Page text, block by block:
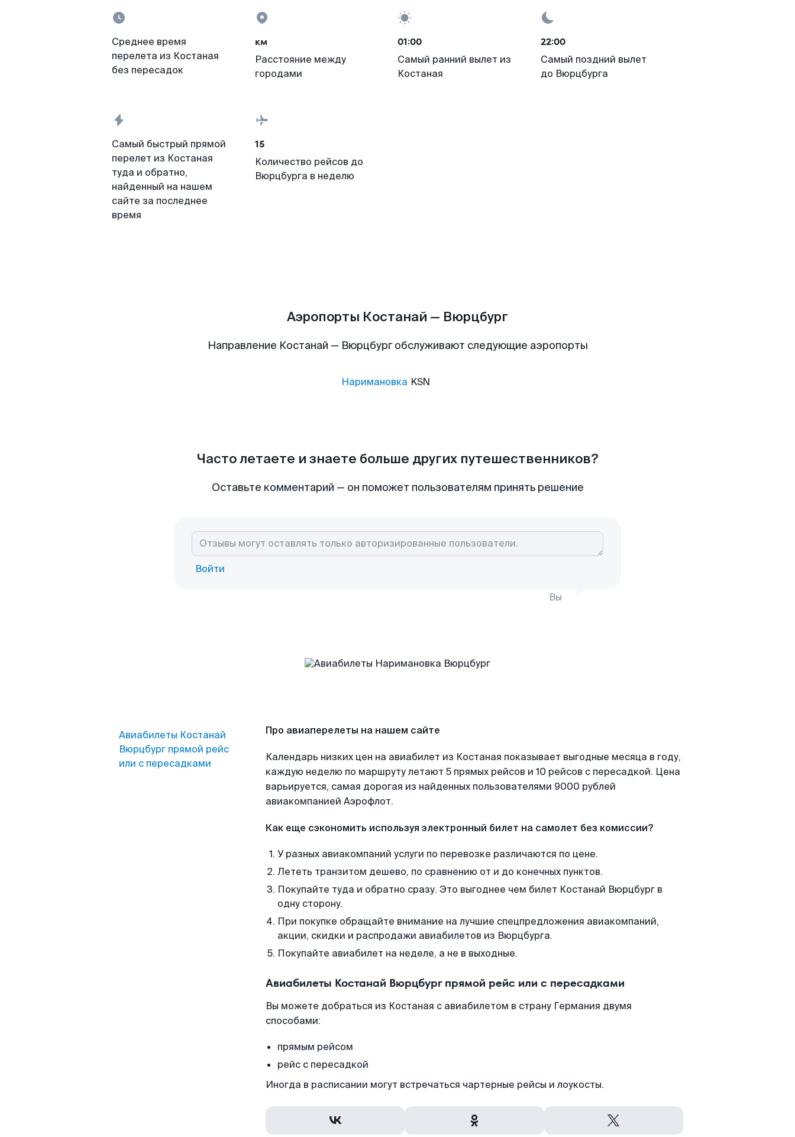
Среднее время
перелета из Костаная
без пересадок
км
Расстояние между
городами
01:00
Самый ранний вылет из
Костаная
22:00
Самый поздний вылет
до Вюрцбурга
Самый быстрый прямой
перелет из Костаная
туда и обратно,
найденный на нашем
сайте за последнее
время
15
Количество рейсов до
Вюрцбурга в неделю
Аэропорты Костанай — Вюрцбург
Направление Костанай — Вюрцбург обслуживают следующие аэропорты
Наримановка KSN
Часто летаете и знаете больше других путешественников?
Оставьте комментарий — он поможет пользователям принять решение
Войти
Вы
Авиабилеты Костанай
Вюрцбург прямой рейс
или с пересадками
Про авиаперелеты на нашем сайте
Календарь низких цен на авиабилет из Костаная показывает выгодные месяца в году,
каждую неделю по маршруту летают 5 прямых рейсов и 10 рейсов с пересадкой. Цена
варьируется, самая дорогая из найденных пользователями 9000 рублей
авиакомпанией Аэрофлот.
Как еще сэкономить используя электронный билет на самолет без комиссии?
У разных авиакомпаний услуги по перевозке различаются по цене.
Лететь транзитом дешево, по сравнению от и до конечных пунктов.
Покупайте туда и обратно сразу. Это выгоднее чем билет Костанай Вюрцбург в
одну сторону.
При покупке обращайте внимание на лучшие спецпредложения авиакомпаний,
акции, скидки и распродажи авиабилетов из Вюрцбурга.
Покупайте авиабилет на неделе, а не в выходные.
Авиабилеты Костанай Вюрцбург прямой рейс или с пересадками
Вы можете добраться из Костаная с авиабилетом в страну Германия двумя
способами:
прямым рейсом
рейс с пересадкой
Иногда в расписании могут встречаться чартерные рейсы и лоукосты.